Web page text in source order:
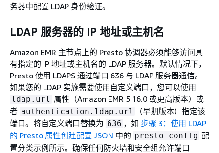
务器中配置 LDAP 身份验证。
LDAP 服务器的 IP 地址或主机名
Amazon EMR 主节点上的 Presto 协调器必须能够访问具
有指定的 IP 地址或主机名的 LDAP 服务器。默认情况下，
Presto 使用 LDAPS 通过端口 636 与 LDAP 服务器通信。
如果您的 LDAP 实施需要使用自定义端口，您可以使用
ldap.url
属性（Amazon EMR 5.16.0 或更高版本）或
者 authentication.ldap.url
（早期版本）指定该
端口。将自定义端口替换为 636 ，如 步骤 3：使用 LDAP
的 Presto 属性创建配置 JSON 中的 presto-config 配
置分类示例所示。确保任何防火墙和安全组允许端口